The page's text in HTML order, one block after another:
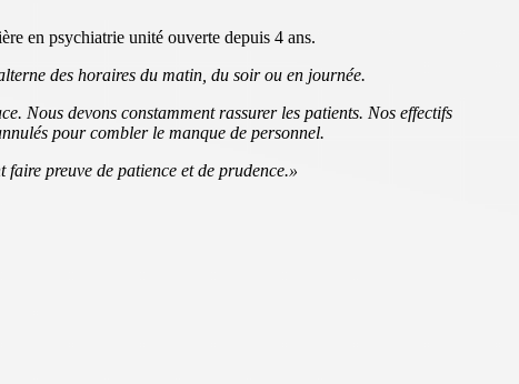
en psychiatrie unité ouverte depuis 4 ans.
des horaires du matin, du soir ou en journée.
Nous devons constamment rassurer les patients. Nos effectifs
pour combler le manque de personnel.
preuve de patience et de prudence.»